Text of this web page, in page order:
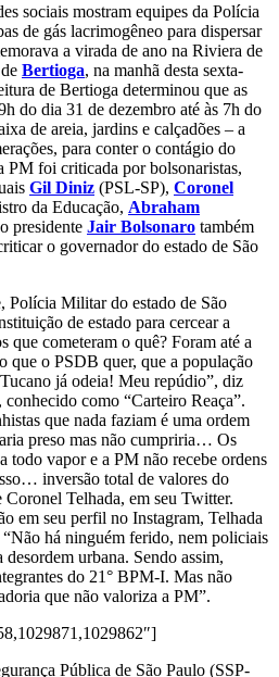
sociais mostram equipes da Polícia
de gás lacrimogêneo para dispersar
a virada de ano na Riviera de
Bertioga, na manhã desta sexta-
de Bertioga determinou que as
do dia 31 de dezembro até às 7h do
de areia, jardins e calçadões – a
para conter o contágio do
PM foi criticada por bolsonaristas,
Gil Diniz (PSL-SP), Coronel
da Educação, Abraham
presidente Jair Bolsonaro também
o governador do estado de São
Polícia Militar do estado de São
de estado para cercear a
que cometeram o quê? Foram até a
que o PSDB quer, que a população
já odeia! Meu repúdio”, diz
como “Carteiro Reaça”.
que nada faziam é uma ordem
preso mas não cumpriria… Os
todo vapor e a PM não recebe ordens
inversão total de valores do
Telhada, em seu Twitter.
em seu perfil no Instagram, Telhada
há ninguém ferido, nem policiais
urbana. Sendo assim,
do 21° BPM-I. Mas não
que não valoriza a PM”.
Pública de São Paulo (SSP-